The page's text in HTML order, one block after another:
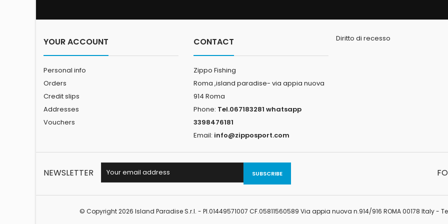
YOUR ACCOUNT
Personal info
Orders
Credit slips
Addresses
Vouchers
CONTACT
Zippo Fishing
Roma ,island paradise- via appia nuova
914 Roma
Phone: Tel.067183281 whatsapp
3398476181
Email: info@zipposport.com
Diritto di recesso
NEWSLETTER
© Copyright 2026 Island Paradise S.r.l. - PI.01449571007 CF.05811560589 Via appia nuova n.914/916 ROMA 00178 Italy -